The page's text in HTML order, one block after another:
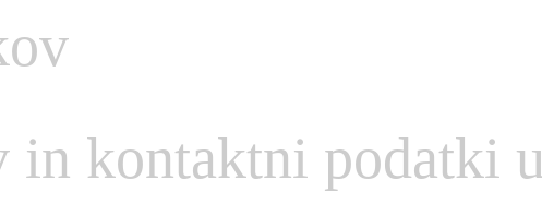
in kontaktni podatki